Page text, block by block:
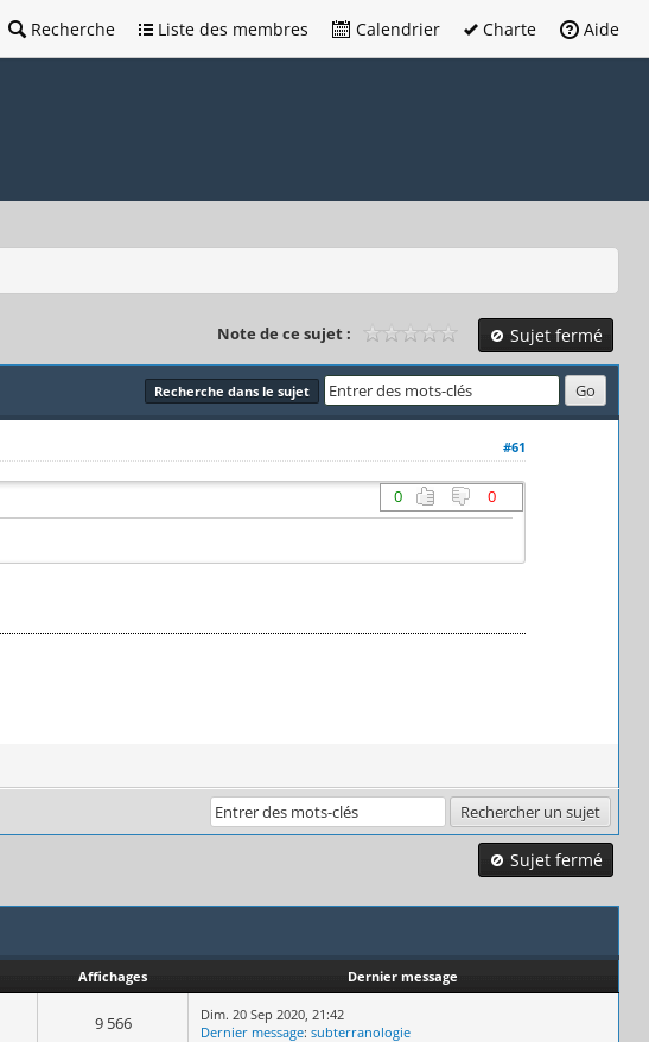
Recherche Liste des membres Calendrier Charte Aide
Sujet fermé
Note de ce sujet :
Recherche dans le sujet
#61
0 0
Sujet fermé
Affichages Dernier message
9 566
Dim. 20 Sep 2020, 21:42
Dernier message: subterranologie